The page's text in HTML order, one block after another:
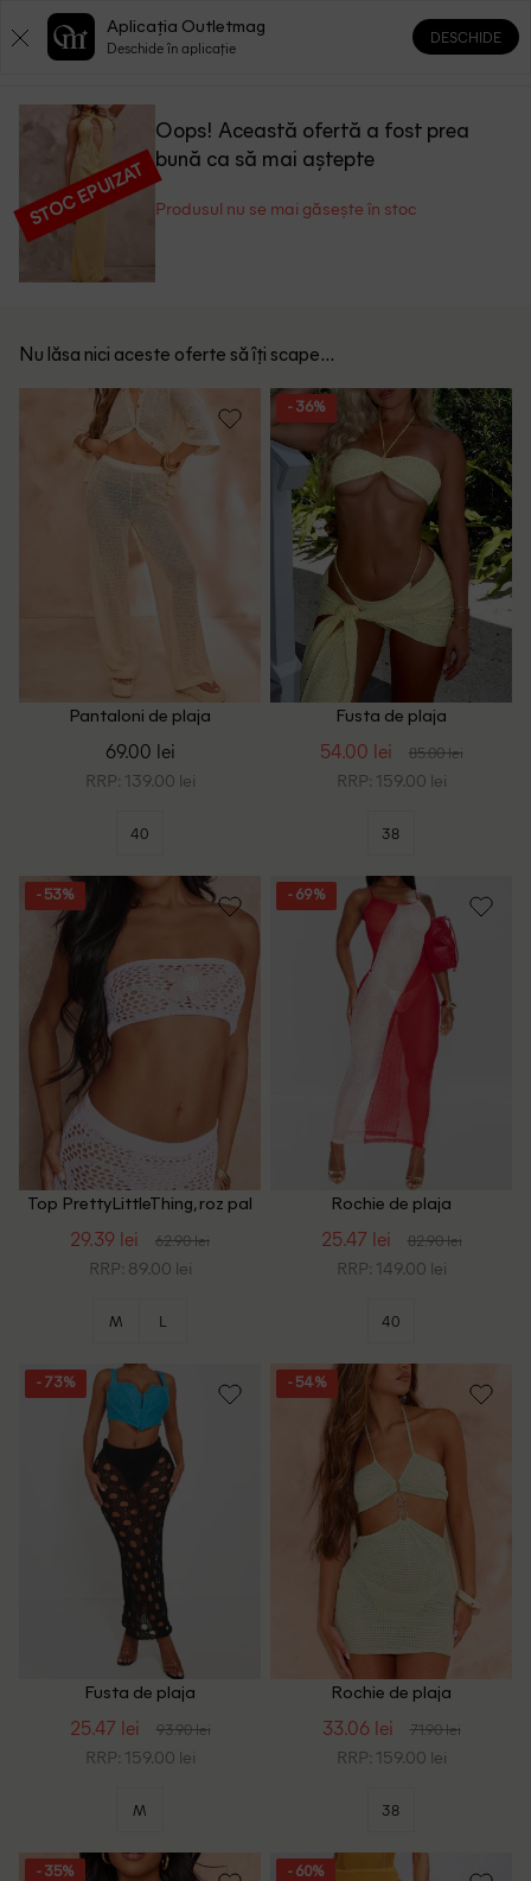
0 0
STOC EPUIZAT
Oops! Această ofertă a fost prea
bună ca să mai aștepte
Produsul nu se mai găsește în stoc
Nu lăsa nici aceste oferte să îți scape...
Pantaloni de plaja
69.00 lei
RRP: 139.00 lei
40
- 36%
Fusta de plaja
54.00 lei 85.00 lei
RRP: 159.00 lei
38
- 53%
Top PrettyLittleThing, roz pal
29.39 lei 62.90 lei
RRP: 89.00 lei
M L
- 69%
Rochie de plaja
25.47 lei 82.90 lei
RRP: 149.00 lei
40
- 73%
Fusta de plaja
25.47 lei 93.90 lei
RRP: 159.00 lei
M
- 54%
Rochie de plaja
33.06 lei 71.90 lei
RRP: 159.00 lei
38
- 35% - 60%
Aplicația Outletmag
Deschide în aplicație
DESCHIDE